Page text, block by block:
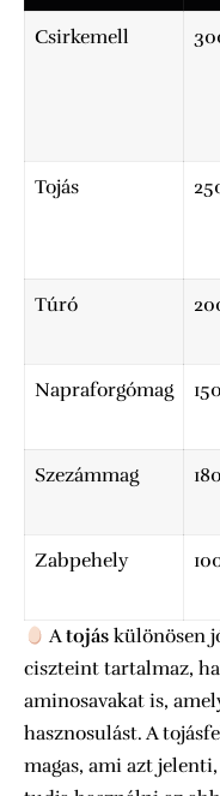
Csirkemell
Tojás
Túró
Napraforgómag
Szezámmag
Zabpehely
Atojás különösen
ciszteint tartalmaz,
aminosavakat is,
hasznosulást. A
magas, ami azt